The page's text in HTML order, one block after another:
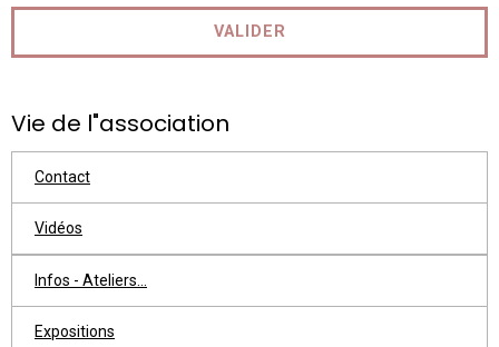
VALIDER
Vie de l"association
Contact
Vidéos
Infos - Ateliers...
Expositions